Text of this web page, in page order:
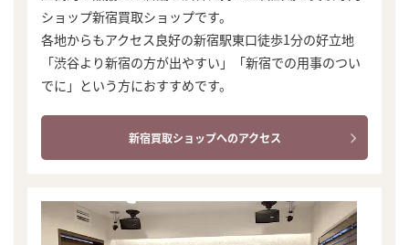
ショップ新宿買取ショップです。
各地からもアクセス良好の新宿駅東口徒歩1分の好立地
「渋谷より新宿の方が出やすい」「新宿での用事のつい
でに」という方におすすめです。
新宿買取ショップへのアクセス